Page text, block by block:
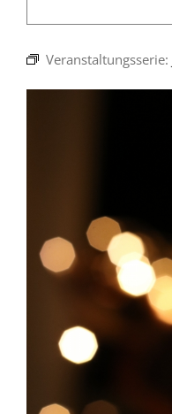
Veranstaltungsserie: